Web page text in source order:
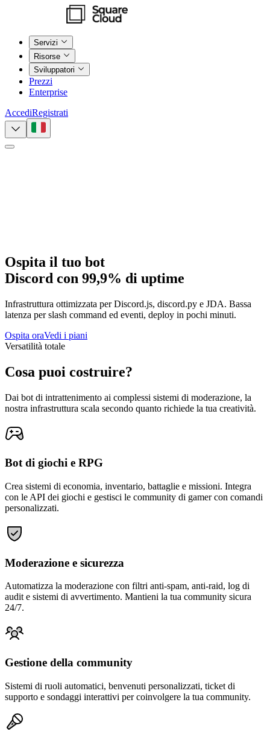
Servizi
Risorse
Sviluppatori
Prezzi
Enterprise
AccediRegistrati
Ospita il tuo bot
Discord con 99,9% di uptime
Infrastruttura ottimizzata per Discord.js, discord.py e JDA. Bassa
latenza per slash command ed eventi, deploy in pochi minuti.
Ospita oraVedi i piani
Versatilità totale
Cosa puoi costruire?
Dai bot di intrattenimento ai complessi sistemi di moderazione, la
nostra infrastruttura scala secondo quanto richiede la tua creatività.
Bot di giochi e RPG
Crea sistemi di economia, inventario, battaglie e missioni. Integra
con le API dei giochi e gestisci le community di gamer con comandi
personalizzati.
Moderazione e sicurezza
Automatizza la moderazione con filtri anti-spam, anti-raid, log di
audit e sistemi di avvertimento. Mantieni la tua community sicura
24/7.
Gestione della community
Sistemi di ruoli automatici, benvenuti personalizzati, ticket di
supporto e sondaggi interattivi per coinvolgere la tua community.